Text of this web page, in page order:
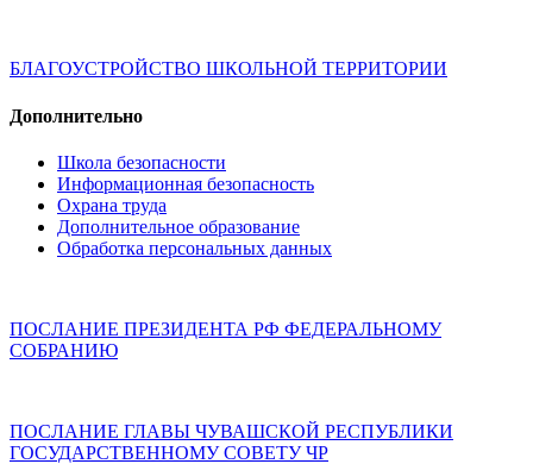
БЛАГОУСТРОЙСТВО ШКОЛЬНОЙ ТЕРРИТОРИИ
Дополнительно
Школа безопасности
Информационная безопасность
Охрана труда
Дополнительное образование
Обработка персональных данных
ПОСЛАНИЕ ПРЕЗИДЕНТА РФ ФЕДЕРАЛЬНОМУ
СОБРАНИЮ
ПОСЛАНИЕ ГЛАВЫ ЧУВАШСКОЙ РЕСПУБЛИКИ
ГОСУДАРСТВЕННОМУ СОВЕТУ ЧР